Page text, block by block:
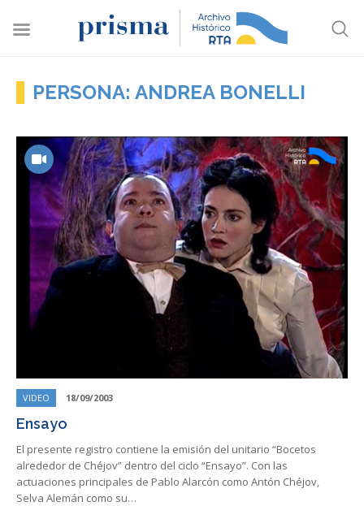
PERSONA: ANDREA BONELLI
VIDEO 18/09/2003
Ensayo
El presente registro contiene la emisión del unitario “Bocetos
alrededor de Chéjov” dentro del ciclo “Ensayo”. Con las
actuaciones principales de Pablo Alarcón como Antón Chéjov,
Selva Alemán como su…